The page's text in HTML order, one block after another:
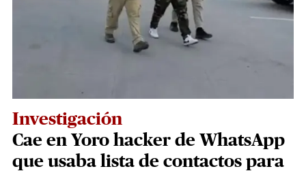
Investigación
Cae en Yoro hacker de WhatsApp
que usaba lista de contactos para